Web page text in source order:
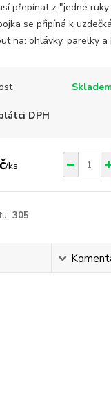
přepínat z "jedné
se připíná k
na: ohlávky, parelky a
DPH
/ks
305